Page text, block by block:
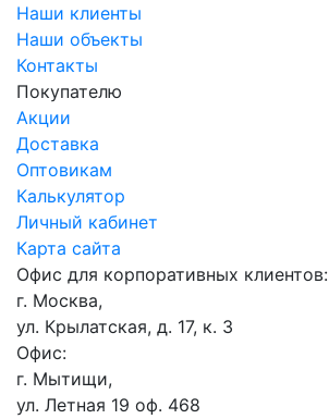
Наши клиенты
Наши объекты
Контакты
Покупателю
Акции
Доставка
Оптовикам
Калькулятор
Личный кабинет
Карта сайта
Офис для корпоративных клиентов:
г. Москва,
ул. Крылатская, д. 17, к. 3
Офис:
г. Мытищи,
ул. Летная 19 оф. 468